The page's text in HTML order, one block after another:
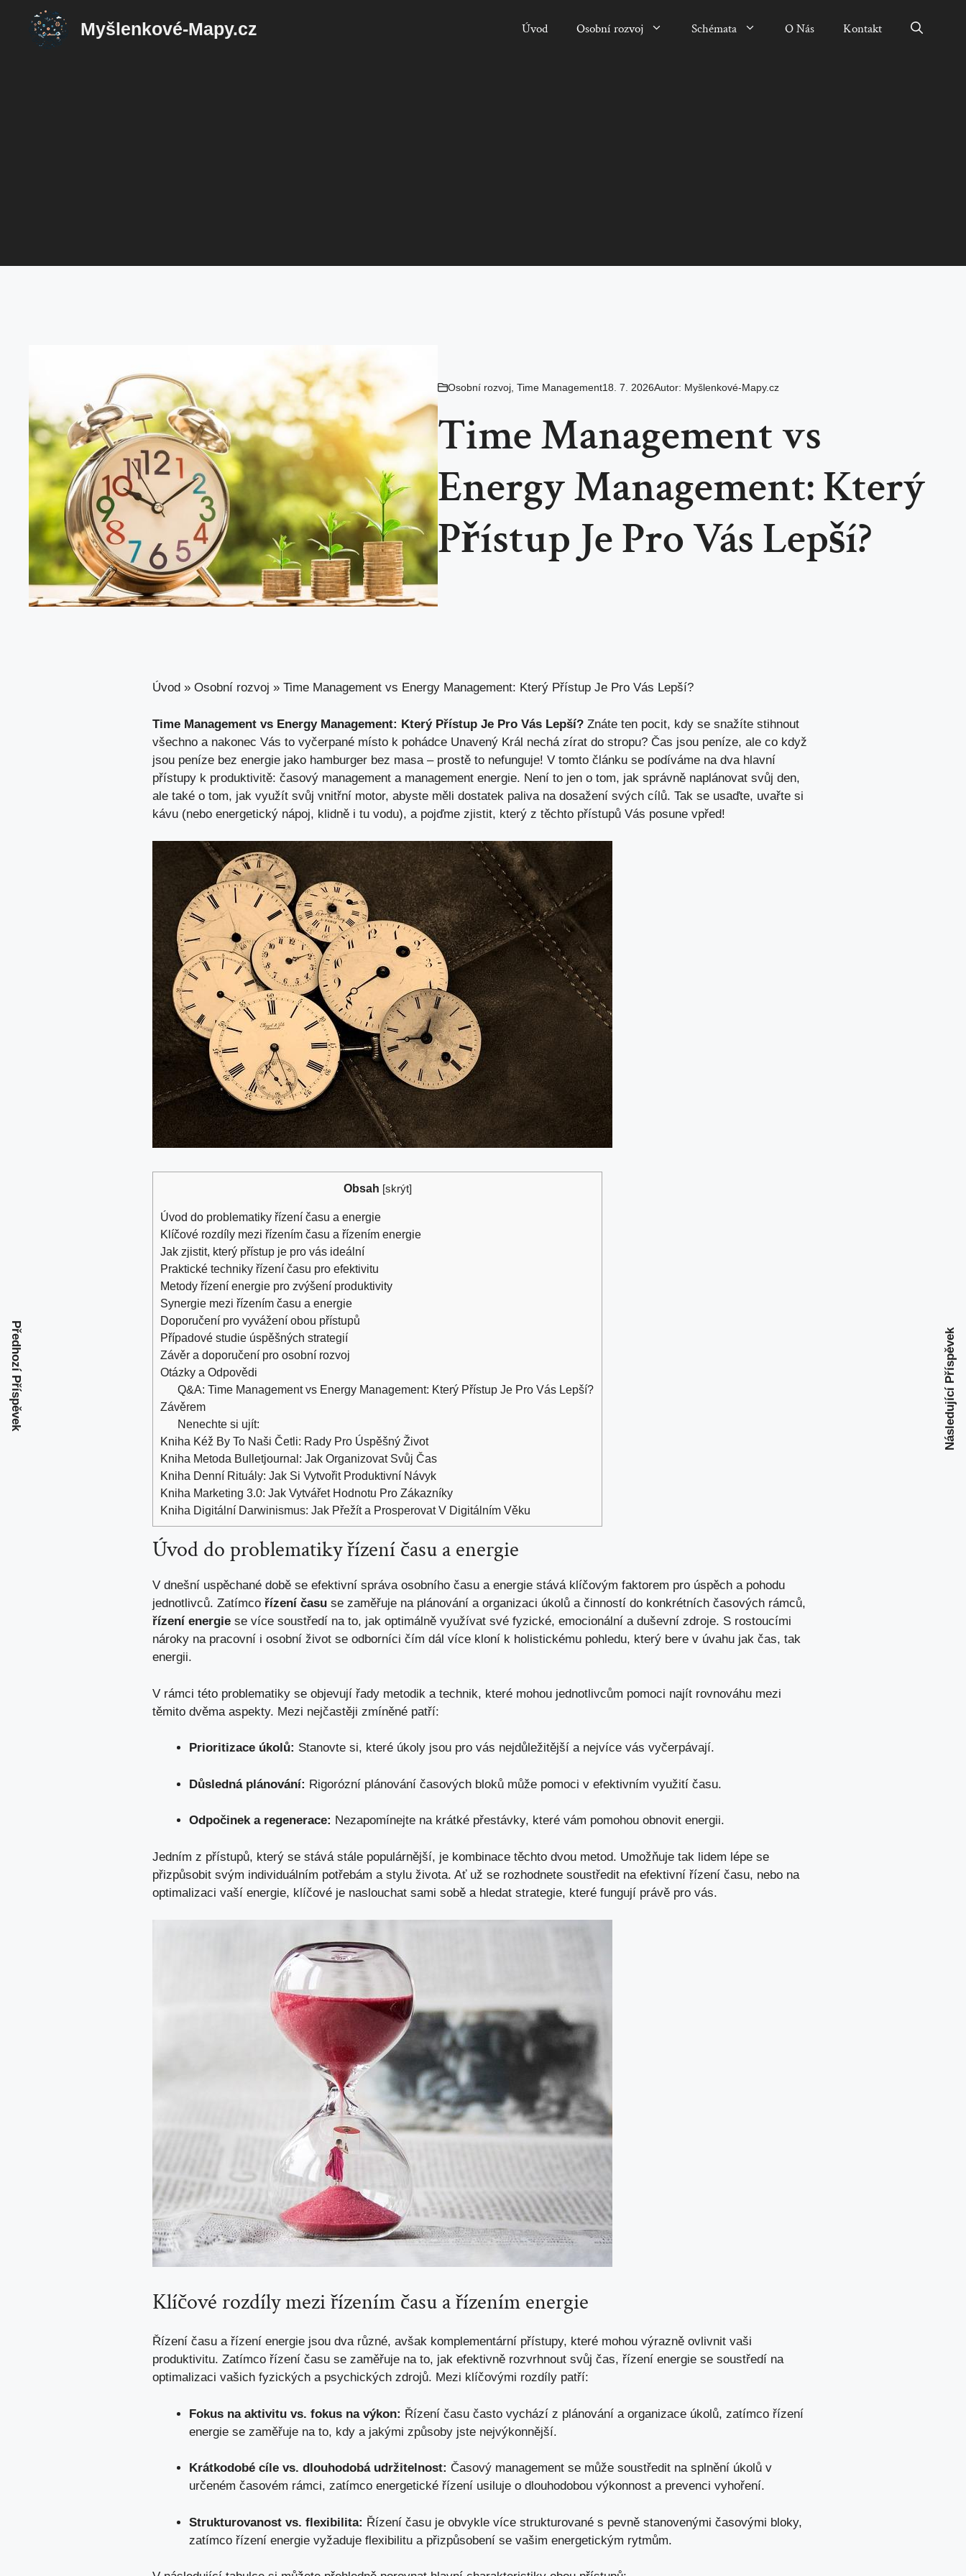
Přeskočit
Myšlenkové-Mapy.cz Úvod Osobní rozvoj Schémata O Nás Kontakt
Osobní rozvoj, Time Management18. 7. 2026Autor: Myšlenkové-Mapy.cz
Time Management vs
Energy Management: Který
Přístup Je Pro Vás Lepší?
Úvod » Osobní rozvoj » Time Management vs Energy Management: Který Přístup Je Pro Vás Lepší?
Time Management vs Energy Management: Který Přístup Je Pro Vás Lepší? Znáte ten pocit, kdy se snažíte stihnout
všechno a nakonec Vás to vyčerpané místo k pohádce Unavený Král nechá zírat do stropu? Čas jsou peníze, ale co když
jsou peníze bez energie jako hamburger bez masa – prostě to nefunguje! V tomto článku se podíváme na dva hlavní
přístupy k produktivitě: časový management a management energie. Není to jen o tom, jak správně naplánovat svůj den,
ale také o tom, jak využít svůj vnitřní motor, abyste měli dostatek paliva na dosažení svých cílů. Tak se usaďte, uvařte si
kávu (nebo energetický nápoj, klidně i tu vodu), a pojďme zjistit, který z těchto přístupů Vás posune vpřed!
Obsah [skrýt]
Úvod do problematiky řízení času a energie
Klíčové rozdíly mezi řízením času a řízením energie
Jak zjistit, který přístup je pro vás ideální
Praktické techniky řízení času pro efektivitu
Metody řízení energie pro zvýšení produktivity
Synergie mezi řízením času a energie
Doporučení pro vyvážení obou přístupů
Případové studie úspěšných strategií
Závěr a doporučení pro osobní rozvoj
Otázky a Odpovědi
Q&A: Time Management vs Energy Management: Který Přístup Je Pro Vás Lepší?
Závěrem
Nenechte si ujít:
Kniha Kéž By To Naši Četli: Rady Pro Úspěšný Život
Kniha Metoda Bulletjournal: Jak Organizovat Svůj Čas
Kniha Denní Rituály: Jak Si Vytvořit Produktivní Návyk
Kniha Marketing 3.0: Jak Vytvářet Hodnotu Pro Zákazníky
Kniha Digitální Darwinismus: Jak Přežít a Prosperovat V Digitálním Věku
Úvod do problematiky řízení času a energie
V dnešní uspěchané době se efektivní správa osobního času a energie stává klíčovým faktorem pro úspěch a pohodu
jednotlivců. Zatímco řízení času se zaměřuje na plánování a organizaci úkolů a činností do konkrétních časových rámců,
řízení energie se více soustředí na to, jak optimálně využívat své fyzické, emocionální a duševní zdroje. S rostoucími
nároky na pracovní i osobní život se odborníci čím dál více kloní k holistickému pohledu, který bere v úvahu jak čas, tak
energii.
V rámci této problematiky se objevují řady metodik a technik, které mohou jednotlivcům pomoci najít rovnováhu mezi
těmito dvěma aspekty. Mezi nejčastěji zmíněné patří:
Prioritizace úkolů: Stanovte si, které úkoly jsou pro vás nejdůležitější a nejvíce vás vyčerpávají.
Důsledná plánování: Rigorózní plánování časových bloků může pomoci v efektivním využití času.
Odpočinek a regenerace: Nezapomínejte na krátké přestávky, které vám pomohou obnovit energii.
Jedním z přístupů, který se stává stále populárnější, je kombinace těchto dvou metod. Umožňuje tak lidem lépe se
přizpůsobit svým individuálním potřebám a stylu života. Ať už se rozhodnete soustředit na efektivní řízení času, nebo na
optimalizaci vaší energie, klíčové je naslouchat sami sobě a hledat strategie, které fungují právě pro vás.
Klíčové rozdíly mezi řízením času a řízením energie
Řízení času a řízení energie jsou dva různé, avšak komplementární přístupy, které mohou výrazně ovlivnit vaši
produktivitu. Zatímco řízení času se zaměřuje na to, jak efektivně rozvrhnout svůj čas, řízení energie se soustředí na
optimalizaci vašich fyzických a psychických zdrojů. Mezi klíčovými rozdíly patří:
Fokus na aktivitu vs. fokus na výkon: Řízení času často vychází z plánování a organizace úkolů, zatímco řízení
energie se zaměřuje na to, kdy a jakými způsoby jste nejvýkonnější.
Krátkodobé cíle vs. dlouhodobá udržitelnost: Časový management se může soustředit na splnění úkolů v
určeném časovém rámci, zatímco energetické řízení usiluje o dlouhodobou výkonnost a prevenci vyhoření.
Strukturovanost vs. flexibilita: Řízení času je obvykle více strukturované s pevně stanovenými časovými bloky,
zatímco řízení energie vyžaduje flexibilitu a přizpůsobení se vašim energetickým rytmům.
Předhozí Příspěvek Následující Příspěvek